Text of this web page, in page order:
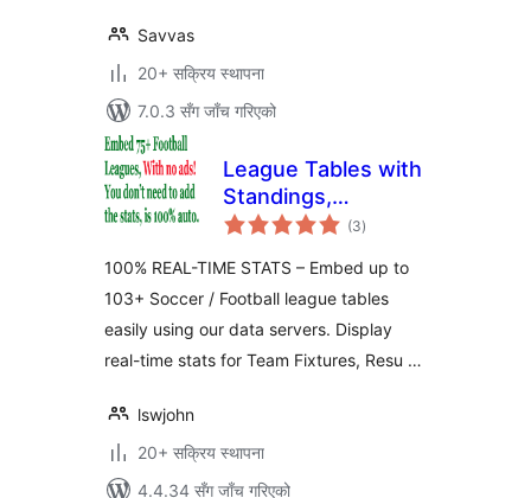
Savvas
20+ सक्रिय स्थापना
7.0.3 सँग जाँच गरिएको
League Tables with
Standings,
Fixtures, Results,
& More!
(3कुल
रेटिङ्गहरू
)
100% REAL-TIME STATS – Embed up to
103+ Soccer / Football league tables
easily using our data servers. Display
real-time stats for Team Fixtures, Resu …
lswjohn
20+ सक्रिय स्थापना
4.4.34 सँग जाँच गरिएको